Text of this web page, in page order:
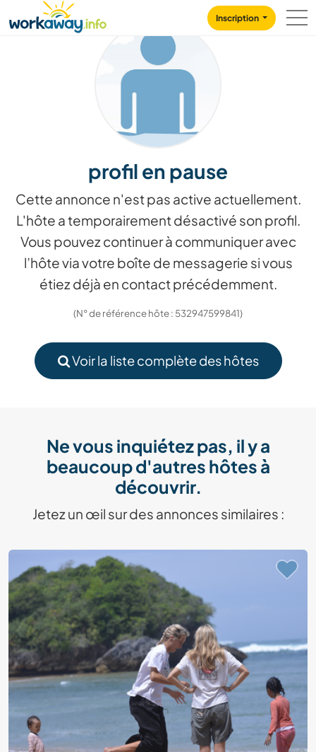
CONTENT
MAIN NAVIGATION
Inscription
profil en pause
Cette annonce n'est pas active actuellement.
L'hôte a temporairement désactivé son profil.
Vous pouvez continuer à communiquer avec
l’hôte via votre boîte de messagerie si vous
étiez déjà en contact précédemment.
(N° de référence hôte : 532947599841)
Voir la liste complète des hôtes
Ne vous inquiétez pas, il y a
beaucoup d'autres hôtes à
découvrir.
Jetez un œil sur des annonces similaires :